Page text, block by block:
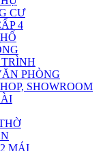
CƯ
4
PHÒNG
SHOWROOM
MÁI